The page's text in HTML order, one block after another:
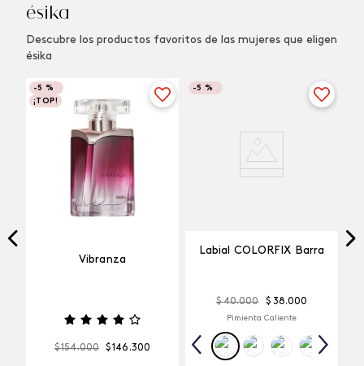
ésika
Descubre los productos favoritos de las mujeres que eligen
ésika
-5 %
¡TOP!
Vibranza
$154.000 $146 .300
-5 %
Labial COLORFIX Barra
$ 40.000 $ 38.000
Pimienta Caliente